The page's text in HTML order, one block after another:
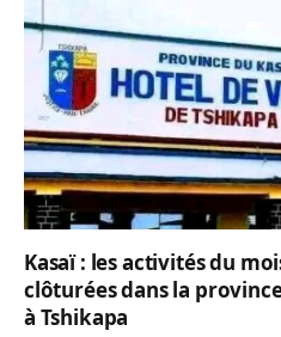
Kasaï : les activités du
clôturées dans la
à Tshikapa